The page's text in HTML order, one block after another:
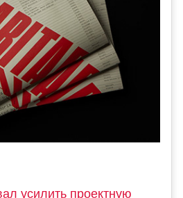
усилить проектную